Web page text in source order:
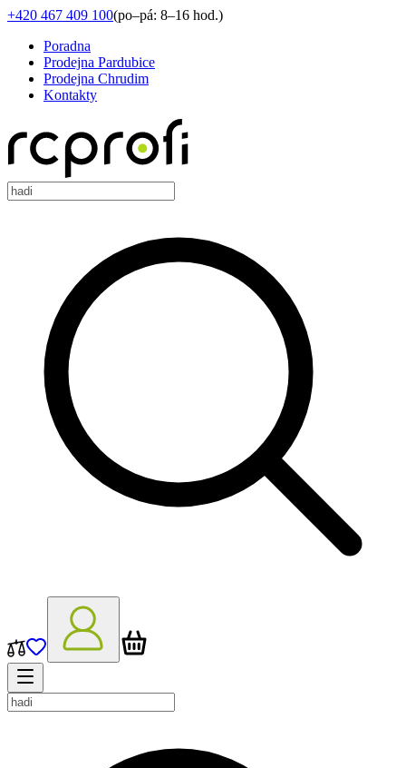
+420 467 409 100(po–pá: 8–16 hod.)
Poradna
Prodejna Pardubice
Prodejna Chrudim
Kontakty